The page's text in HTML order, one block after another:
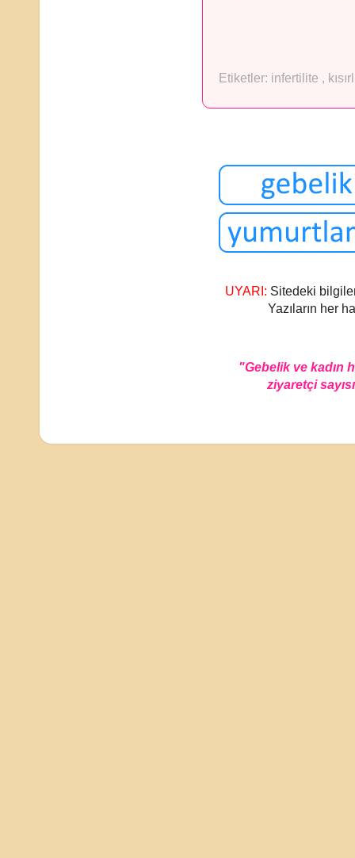
Etiketler: infertilite ,
UYARI: Sitedeki
Yazıların her
"Gebelik ve kadın
ziyaretçi